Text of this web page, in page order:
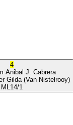
4
Anibal J. Cabrera
Gilda(Van Nistelrooy)
ML14/1